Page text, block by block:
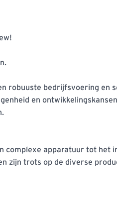
robuuste bedrijfsvoering
en
apparatuur tot
zijn trots op de diverse